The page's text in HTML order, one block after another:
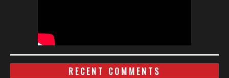
RECENT COMMENTS